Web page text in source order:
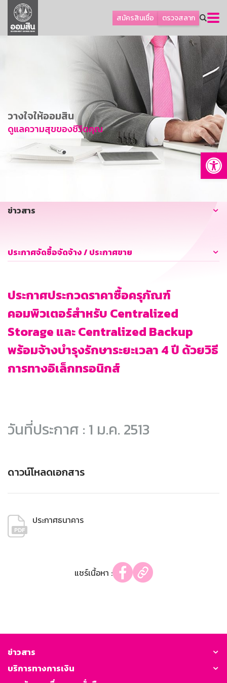
สมัครสินเชื่อ ตรวจสลาก
ลูกค้าธุรกิจ
ลูกค้าผู้ประกอบรายย่อย
การพัฒนาที่ยั่งยืน
ข่าวสาร
บริการทางการเงิน
อื่นๆ
วางใจให้ออมสิน
ดูแลความสุขของชีวิตคุณ
ข่าวสาร
ประกาศจัดซื้อจัดจ้าง / ประกาศขาย
ประกาศประกวดราคาซื้อครุภัณฑ์
คอมพิวเตอร์สำหรับ Centralized
Storage และ Centralized Backup
พร้อมจ้างบำรุงรักษาระยะเวลา 4 ปี ด้วยวิธี
การทางอิเล็กทรอนิกส์
วันที่ประกาศ : 1 ม.ค. 2513
ดาวน์โหลดเอกสาร
ประกาศธนาคาร
แชร์เนื้อหา :
ข่าวสาร
บริการทางการเงิน